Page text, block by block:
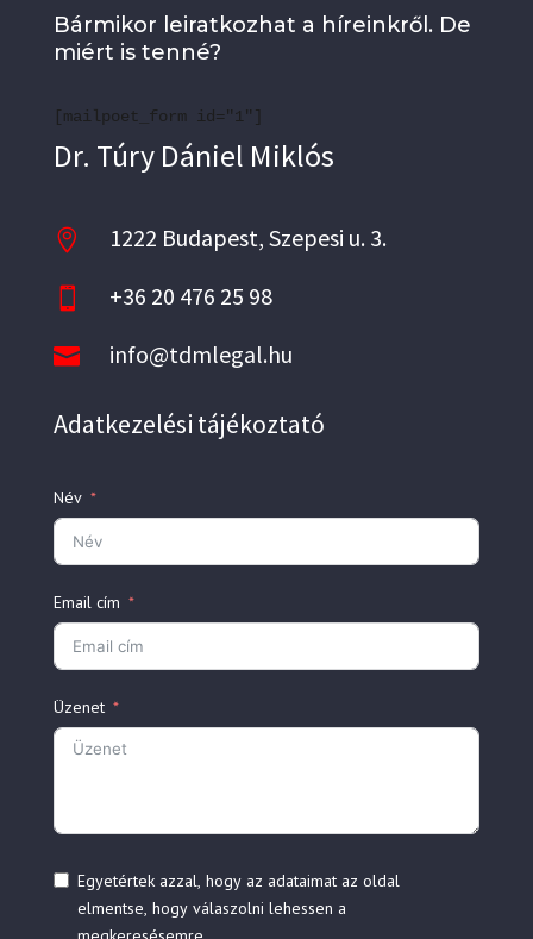
Bármikor leiratkozhat a híreinkről. De
miért is tenné?
[mailpoet_form id="1"]
Dr. Túry Dániel Miklós
 1222 Budapest, Szepesi u. 3.
 +36 20 476 25 98
 info@tdmlegal.hu
Adatkezelési tájékoztató
Név
Email cím
Üzenet
Egyetértek azzal, hogy az adataimat az oldal
elmentse, hogy válaszolni lehessen a